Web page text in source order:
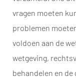
vragen moeten
problemen
voldoen aan de
wetgeving,
behandelen en